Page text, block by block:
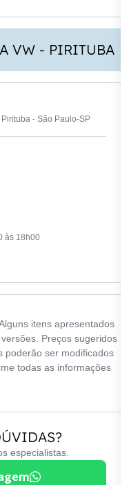
VW - PIRITUBA
- São Paulo-SP
às 18h00
itens apresentados
Preços sugeridos
poderão ser modificados
todas as informações
especialistas.